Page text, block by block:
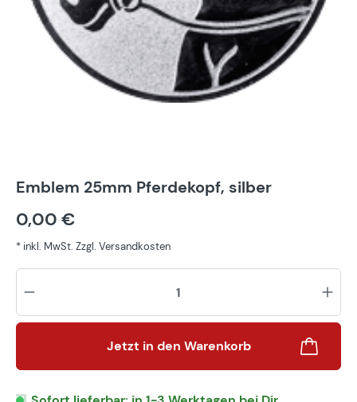
Emblem 25mm Pferdekopf, silber
0,00 €
* inkl. MwSt. Zzgl. Versandkosten
Jetzt in den Warenkorb